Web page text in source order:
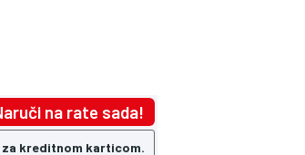
na rate sada!
za kreditnom karticom.